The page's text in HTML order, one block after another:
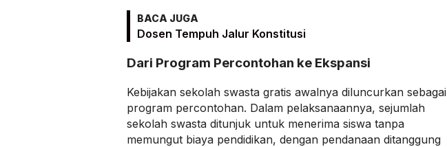
BACA JUGA
Dosen Tempuh Jalur Konstitusi
Dari Program Percontohan ke Ekspansi
Kebijakan sekolah swasta gratis awalnya diluncurkan sebagai
program percontohan. Dalam pelaksanaannya, sejumlah
sekolah swasta ditunjuk untuk menerima siswa tanpa
memungut biaya pendidikan, dengan pendanaan ditanggung